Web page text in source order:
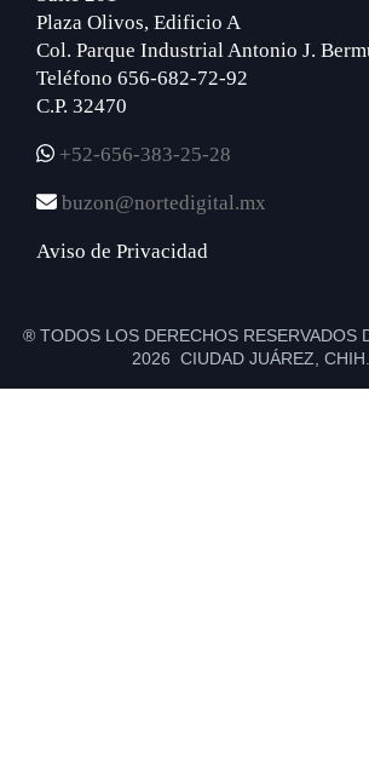
Plaza Olivos, Edificio A
Col. Parque Industrial Antonio J.
Teléfono 656-682-72-92
C.P. 32470
+52-656-383-25-28
buzon@nortedigital.mx
Aviso de Privacidad
® TODOS LOS DERECHOS RESERVADOS
2026 CIUDAD JUÁREZ,